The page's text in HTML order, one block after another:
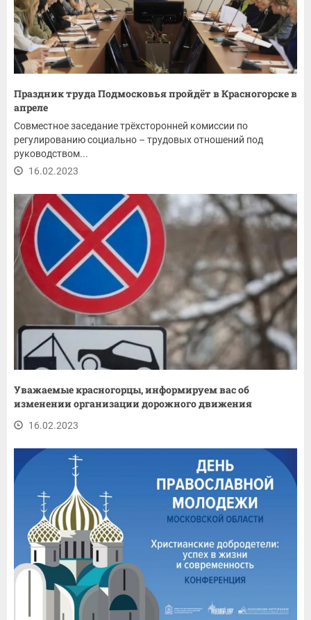
Праздник труда Подмосковья пройдёт в Красногорске в
апреле
Совместное заседание трёхсторонней комиссии по
регулированию социально – трудовых отношений под
руководством...
16.02.2023
Уважаемые красногорцы, информируем вас об
изменении организации дорожного движения
16.02.2023